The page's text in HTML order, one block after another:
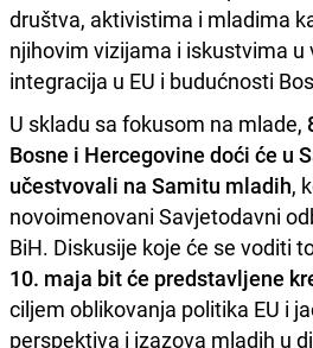
društva, aktivistima i mladima
njihovim vizijama i iskustvima u
integracija u EU i budućnosti
U skladu sa fokusom na mlade,
Bosne i Hercegovine doći će u
učestvovali na Samitu mladih,
novoimenovani Savjetodavni
BiH. Diskusije koje će se voditi
10. maja bit će predstavljene
ciljem oblikovanja politika EU i
perspektiva i izazova mladih u